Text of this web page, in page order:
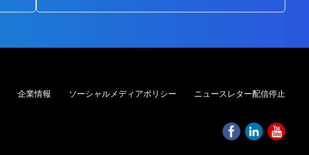
企業情報 ソーシャルメディアポリシー ニュースレター配信停止